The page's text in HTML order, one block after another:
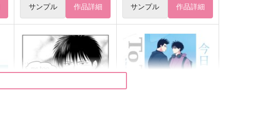
サンプル 作品詳細 サンプル 作品詳細